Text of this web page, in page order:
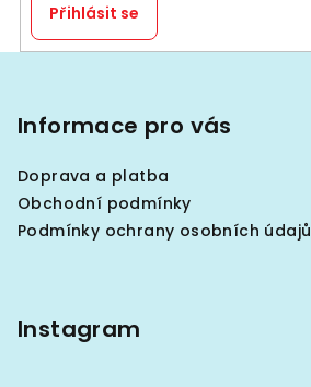
Přihlásit se
Informace pro vás
Doprava a platba
Obchodní podmínky
Podmínky ochrany osobních údajů
Instagram